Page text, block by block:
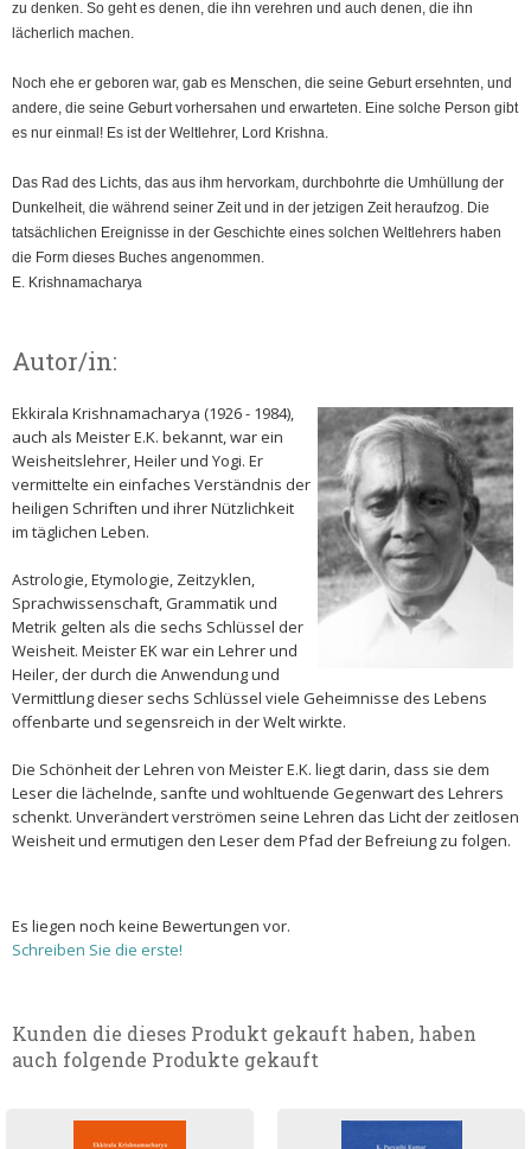
zu denken. So geht es denen, die ihn verehren und auch denen, die ihn
lächerlich machen.
Noch ehe er geboren war, gab es Menschen, die seine Geburt ersehnten, und
andere, die seine Geburt vorhersahen und erwarteten. Eine solche Person gibt
es nur einmal! Es ist der Weltlehrer, Lord Krishna.
Das Rad des Lichts, das aus ihm hervorkam, durchbohrte die Umhüllung der
Dunkelheit, die während seiner Zeit und in der jetzigen Zeit heraufzog. Die
tatsächlichen Ereignisse in der Geschichte eines solchen Weltlehrers haben
die Form dieses Buches angenommen.
E. Krishnamacharya
Autor/in:
Ekkirala Krishnamacharya (1926 - 1984),
auch als Meister E.K. bekannt, war ein
Weisheitslehrer, Heiler und Yogi. Er
vermittelte ein einfaches Verständnis der
heiligen Schriften und ihrer Nützlichkeit
im täglichen Leben.
Astrologie, Etymologie, Zeitzyklen,
Sprachwissenschaft, Grammatik und
Metrik gelten als die sechs Schlüssel der
Weisheit. Meister EK war ein Lehrer und
Heiler, der durch die Anwendung und
Vermittlung dieser sechs Schlüssel viele Geheimnisse des Lebens
offenbarte und segensreich in der Welt wirkte.
Die Schönheit der Lehren von Meister E.K. liegt darin, dass sie dem
Leser die lächelnde, sanfte und wohltuende Gegenwart des Lehrers
schenkt. Unverändert verströmen seine Lehren das Licht der zeitlosen
Weisheit und ermutigen den Leser dem Pfad der Befreiung zu folgen.
Es liegen noch keine Bewertungen vor.
Schreiben Sie die erste!
Kunden die dieses Produkt gekauft haben, haben
auch folgende Produkte gekauft